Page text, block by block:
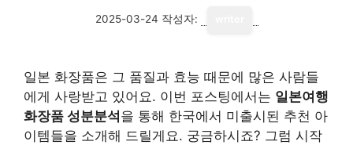
2025-03-24 작성자:
일본 화장품은 그 품질과 효능 때문에 많은 사람들
에게 사랑받고 있어요. 이번 포스팅에서는 일본여행
화장품 성분분석 을 통해 한국에서 미출시된 추천 아
이템들을 소개해 드릴게요. 궁금하시죠? 그럼 시작